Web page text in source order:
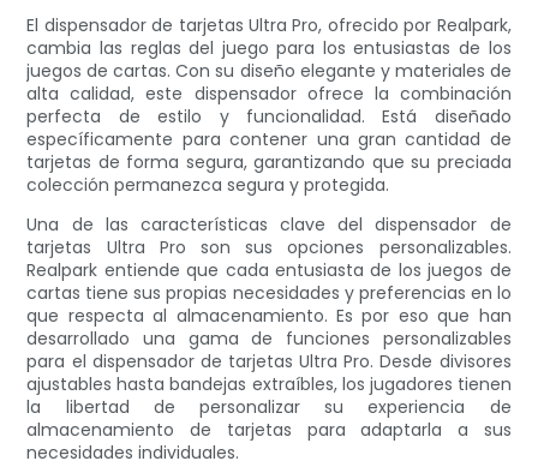
El dispensador de tarjetas Ultra Pro, ofrecido por Realpark,
cambia las reglas del juego para los entusiastas de los
juegos de cartas. Con su diseño elegante y materiales de
alta calidad, este dispensador ofrece la combinación
perfecta de estilo y funcionalidad. Está diseñado
específicamente para contener una gran cantidad de
tarjetas de forma segura, garantizando que su preciada
colección permanezca segura y protegida.
Una de las características clave del dispensador de
tarjetas Ultra Pro son sus opciones personalizables.
Realpark entiende que cada entusiasta de los juegos de
cartas tiene sus propias necesidades y preferencias en lo
que respecta al almacenamiento. Es por eso que han
desarrollado una gama de funciones personalizables
para el dispensador de tarjetas Ultra Pro. Desde divisores
ajustables hasta bandejas extraíbles, los jugadores tienen
la libertad de personalizar su experiencia de
almacenamiento de tarjetas para adaptarla a sus
necesidades individuales.